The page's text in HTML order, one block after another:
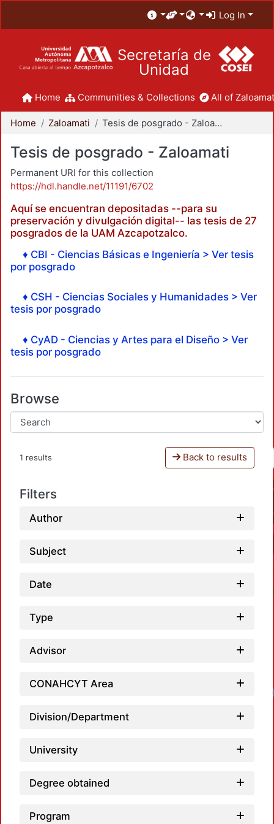
Log In
Secretaría de
Unidad
Home Communities & Collections All of
Home Zaloamati Tesis de posgrado - Zaloamati
Tesis de posgrado - Zaloamati
Permanent URI for this collection
https://hdl.handle.net/11191/6702
Aquí se encuentran depositadas --para su
preservación y divulgación digital-- las tesis de 27
posgrados de la UAM Azcapotzalco.
♦ CBI - Ciencias Básicas e Ingeniería > Ver tesis
por posgrado
♦ CSH - Ciencias Sociales y Humanidades > Ver
tesis por posgrado
♦ CyAD - Ciencias y Artes para el Diseño > Ver
tesis por posgrado
Browse
1 results Back to results
Filters
Author
Subject
Date
Type
Advisor
CONAHCYT Area
Division/Department
University
Degree obtained
Program